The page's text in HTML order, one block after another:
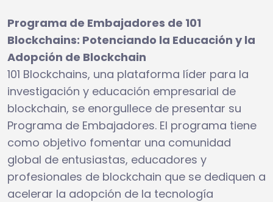
Programa de Embajadores de 101
Blockchains: Potenciando la Educación y la
Adopción de Blockchain
101 Blockchains, una plataforma líder para la
investigación y educación empresarial de
blockchain, se enorgullece de presentar su
Programa de Embajadores. El programa tiene
como objetivo fomentar una comunidad
global de entusiastas, educadores y
profesionales de blockchain que se dediquen a
acelerar la adopción de la tecnología